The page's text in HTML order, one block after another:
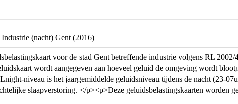
(nacht) Gent (2016)
voor de stad Gent betreffende industrie volgens RL
wordt aangegeven aan hoeveel geluid de omgeving wordt
niveau is het jaargemiddelde geluidsniveau tijdens de nacht (23-
slaapverstoring. </p><p>Deze geluidsbelastingskaarten worden